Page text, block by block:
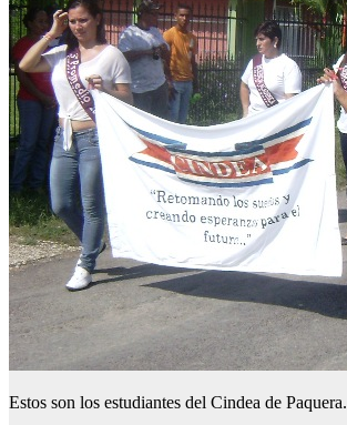
Estos son los estudiantes del Cindea de Paquera.